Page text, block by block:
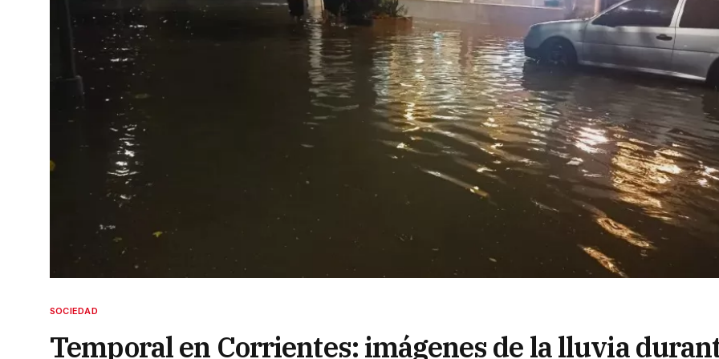
SOCIEDAD
Temporal en Corrientes: imágenes de la lluvia